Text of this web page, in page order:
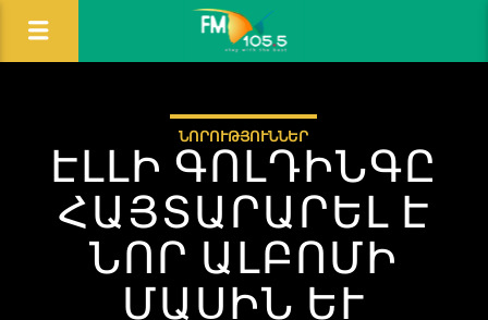
ՆՈՐՈՒԹՅՈՒՆՆԵՐ
ԷԼԼԻ ԳՈԼԴԻՆԳԸ
ՀԱՅՏԱՐԱՐԵԼ Է
ՆՈՐ ԱԼԲՈՄԻ
ՄԱՍԻՆ ԵՒ Թ